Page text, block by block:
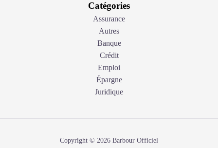
Catégories
Assurance
Autres
Banque
Crédit
Emploi
Épargne
Juridique
Copyright © 2026 Barbour Officiel